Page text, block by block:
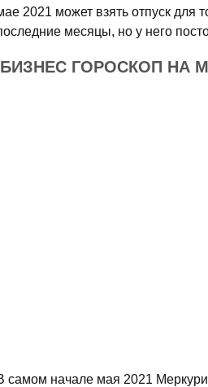
2021 может взять отпуск для
месяцы, но у него
БИЗНЕС ГОРОСКОП НА
самом начале мая 2021